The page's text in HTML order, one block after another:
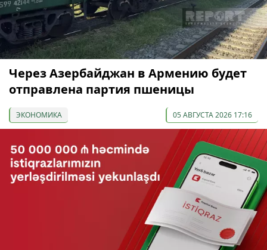
Через Азербайджан в Армению будет
отправлена партия пшеницы
ЭКОНОМИКА 05 АВГУСТА 2026 17:16